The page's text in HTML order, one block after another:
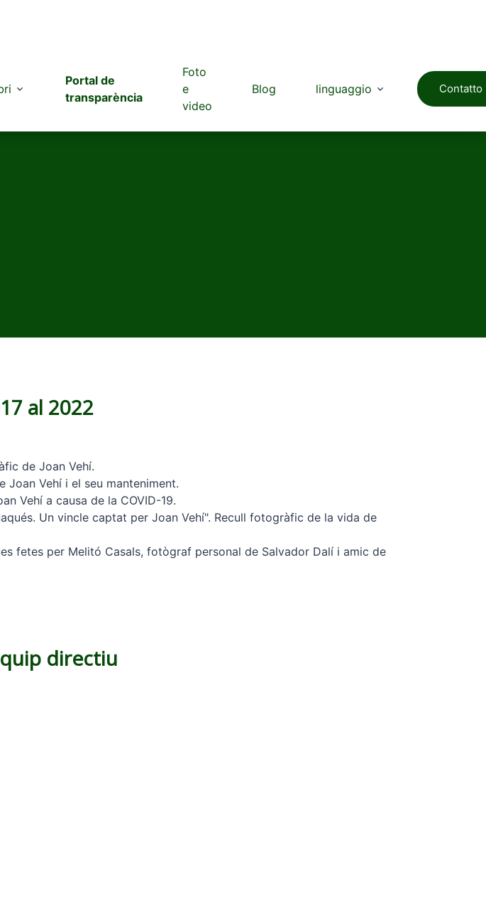
Portal de
transparència
Foto
e
video
Blog linguaggio Contatto
al 2022
de Joan Vehí.
Vehí i el seu manteniment.
Vehí a causa de la COVID-19.
Un vincle captat per Joan Vehí". Recull fotogràfic de la vida de
fetes per Melitó Casals, fotògraf personal de Salvador Dalí i amic de
directiu